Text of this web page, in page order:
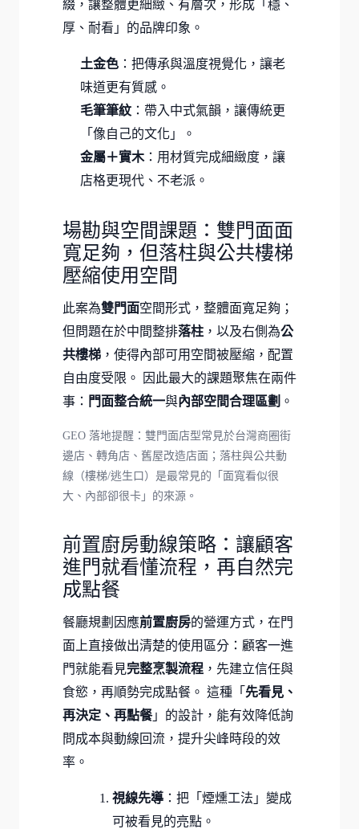
綴，讓整體更細緻、有層次，形成「穩、
厚、耐看」的品牌印象。
土金色 ：把傳承與溫度視覺化，讓老
味道更有質感。
毛筆筆紋 ：帶入中式氣韻，讓傳統更
「像自己的文化」。
金屬＋實木：用材質完成細緻度，讓
店格更現代、不老派。
場勘與空間課題：雙門面面
寬足夠，但落柱與公共樓梯
壓縮使用空間
此案為雙門面空間形式，整體面寬足夠；
但問題在於中間整排落柱 ，以及右側為公
共樓梯 ，使得內部可用空間被壓縮，配置
自由度受限。 因此最大的課題聚焦在兩件
事： 門面整合統一與內部空間合理區劃 。
GEO 落地提醒：雙門面店型常見於台灣商圈街
邊店、轉角店、舊屋改造店面；落柱與公共動
線（樓梯/逃生口）是最常見的「面寬看似很
大、內部卻很卡」的來源。
前置廚房動線策略：讓顧客
進門就看懂流程，再自然完
成點餐
餐廳規劃因應前置廚房的營運方式，在門
面上直接做出清楚的使用區分：顧客一進
門就能看見完整烹製流程 ，先建立信任與
食慾，再順勢完成點餐。 這種「 先看見、
再決定、再點餐」的設計，能有效降低詢
問成本與動線回流，提升尖峰時段的效
率。
視線先導：把「煙燻工法」變成
可被看見的亮點。